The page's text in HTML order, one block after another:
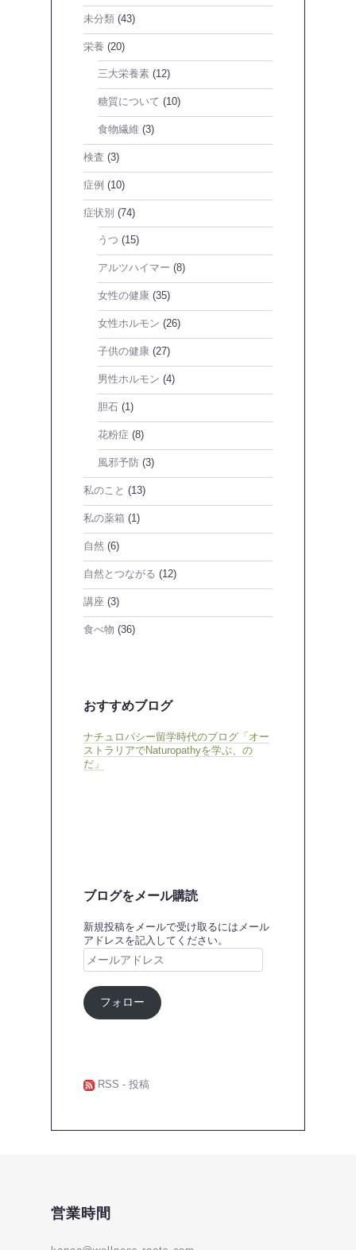
未分類 (43)
栄養 (20)
三大栄養素 (12)
糖質について (10)
食物繊維 (3)
検査 (3)
症例 (10)
症状別 (74)
うつ (15)
アルツハイマー (8)
女性の健康 (35)
女性ホルモン (26)
子供の健康 (27)
男性ホルモン (4)
胆石 (1)
花粉症 (8)
風邪予防 (3)
私のこと (13)
私の薬箱 (1)
自然 (6)
自然とつながる (12)
講座 (3)
食べ物 (36)
おすすめブログ
ナチュロパシー留学時代のブログ「オー
ストラリアでNaturopathyを学ぶ、の
だ」
ブログをメール購読
新規投稿をメールで受け取るにはメール
アドレスを記入してください。
ー
ア
ド
レ
フォロー
RSS - 投稿
営業時間